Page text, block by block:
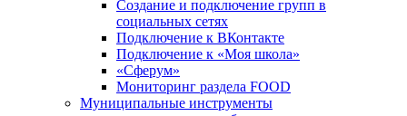
Создание и подключение групп в
социальных сетях
Подключение к ВКонтакте
Подключение к «Моя школа»
«Сферум»
Мониторинг раздела FOOD
Муниципальные инструменты